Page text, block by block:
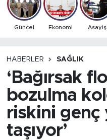
Güncel Ekonomi Asayiş
HABERLER SAĞLIK
‘Bağırsak
bozulma
riskini genç
taşıyor’
Ekonomi
Gündem
İlçeler
Kültür- Sanat
Antalya Trafik
Tüm Manşetler
Son Dakika
Haber Arşivi